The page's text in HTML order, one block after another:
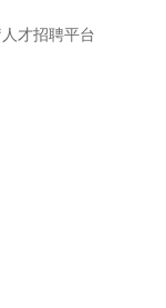
才招聘平台